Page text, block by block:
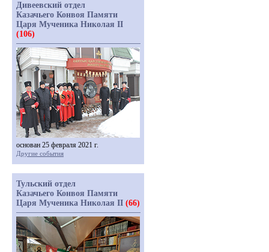
Дивеевский отдел
Казачьего Конвоя Памяти
Царя Мученика Николая II
(106)
основан 25 февраля 2021 г.
Другие события
Тульский отдел
Казачьего Конвоя Памяти
Царя Мученика Николая II (66)